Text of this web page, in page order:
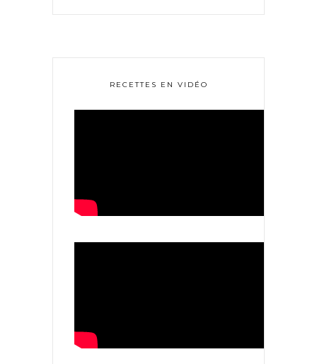
RECETTES EN VIDÉO